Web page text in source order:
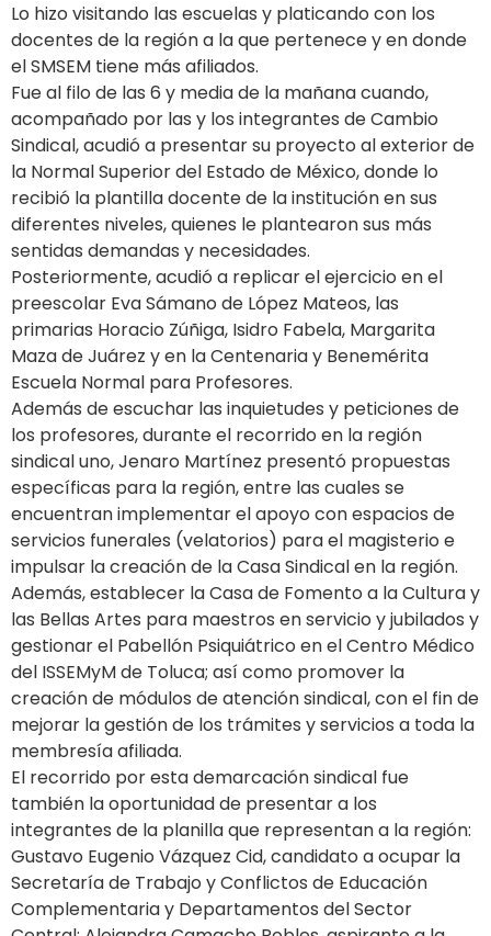
Lo hizo visitando las escuelas y platicando con los
docentes de la región a la que pertenece y en donde
el SMSEM tiene más afiliados.
Fue al filo de las 6 y media de la mañana cuando,
acompañado por las y los integrantes de Cambio
Sindical, acudió a presentar su proyecto al exterior de
la Normal Superior del Estado de México, donde lo
recibió la plantilla docente de la institución en sus
diferentes niveles, quienes le plantearon sus más
sentidas demandas y necesidades.
Posteriormente, acudió a replicar el ejercicio en el
preescolar Eva Sámano de López Mateos, las
primarias Horacio Zúñiga, Isidro Fabela, Margarita
Maza de Juárez y en la Centenaria y Benemérita
Escuela Normal para Profesores.
Además de escuchar las inquietudes y peticiones de
los profesores, durante el recorrido en la región
sindical uno, Jenaro Martínez presentó propuestas
específicas para la región, entre las cuales se
encuentran implementar el apoyo con espacios de
servicios funerales (velatorios) para el magisterio e
impulsar la creación de la Casa Sindical en la región.
Además, establecer la Casa de Fomento a la Cultura y
las Bellas Artes para maestros en servicio y jubilados y
gestionar el Pabellón Psiquiátrico en el Centro Médico
del ISSEMyM de Toluca; así como promover la
creación de módulos de atención sindical, con el fin de
mejorar la gestión de los trámites y servicios a toda la
membresía afiliada.
El recorrido por esta demarcación sindical fue
también la oportunidad de presentar a los
integrantes de la planilla que representan a la región:
Gustavo Eugenio Vázquez Cid, candidato a ocupar la
Secretaría de Trabajo y Conflictos de Educación
Complementaria y Departamentos del Sector